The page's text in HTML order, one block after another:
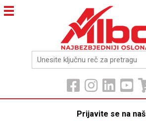
Prijavite se na naš